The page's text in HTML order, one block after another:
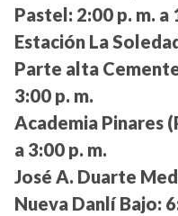
Pastel: 2:00 p. m. a
Estación La
Parte alta
3:00 p. m.
Academia Pinares
a 3:00 p. m.
José A. Duarte
Nueva Danlí Bajo: